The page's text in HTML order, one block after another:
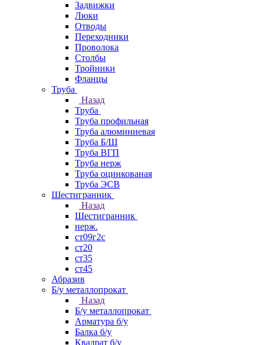
Задвижки
Люки
Отводы
Переходники
Проволока
Столбы
Тройники
Фланцы
Труба
Назад
Труба
Труба профильная
Труба алюминиевая
Труба Б/Ш
Труба ВГП
Труба нерж
Труба оцинкованая
Труба ЭСВ
Шестигранник
Назад
Шестигранник
нерж.
ст09г2с
ст20
ст35
ст45
Абразив
Б/у металлопрокат
Назад
Б/у металлопрокат
Арматура б/у
Балка б/у
Квадрат б/у